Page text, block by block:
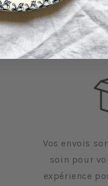
Vos envois
soin pour
expérience